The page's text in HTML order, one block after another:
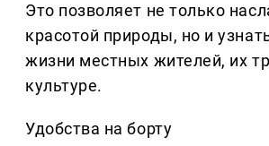
Это позволяет не только
красотой природы, но и
жизни местных жителей, их
культуре.
Удобства на борту